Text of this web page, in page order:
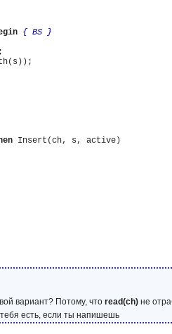
{ BS }
Insert(ch, s, active)
вариант? Потому, чтоread(ch) не
есть, если ты напишешь